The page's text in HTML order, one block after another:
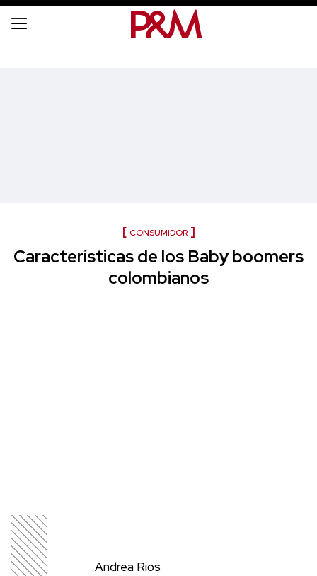
CONSUMIDOR
Características de los Baby boomers
colombianos
Andrea Rios